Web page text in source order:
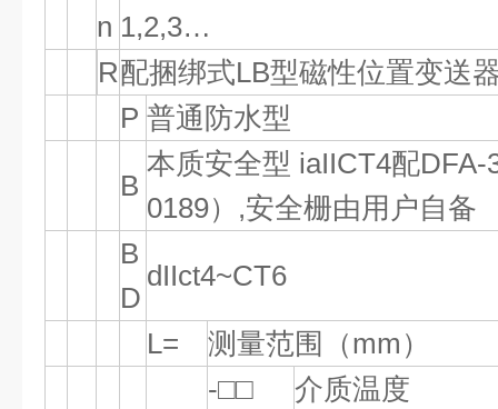
n 1,2,3…
R配捆绑式LB型磁性位置变送
P 普通防水型
B
本质安全型 iaIICT4配
0189）,安全栅由用户自备
B
D
dIIct4~CT6
L=
测量范围（mm）
-□□
介质温度